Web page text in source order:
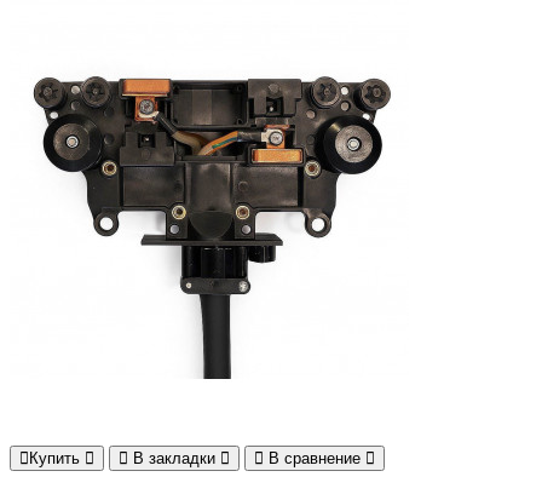
Купить В закладки В сравнение